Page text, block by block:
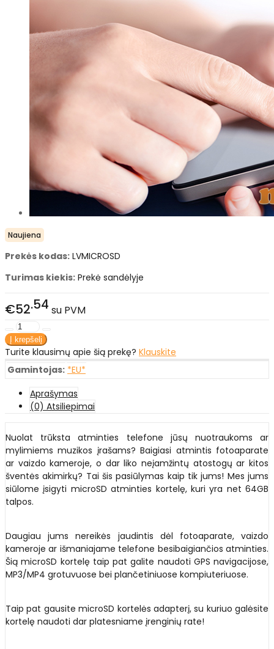
Naujiena
Prekės kodas: LVMICROSD
Turimas kiekis: Prekė sandėlyje
€52 54 su PVM
Turite klausimų apie šią prekę? Klauskite
Gamintojas: *EU*
Aprašymas
(0) Atsiliepimai
Nuolat trūksta atminties telefone jūsų nuotraukoms ar
mylimiems muzikos įrašams? Baigiasi atmintis fotoaparate
ar vaizdo kameroje, o dar liko neįamžintų atostogų ar kitos
šventės akimirkų? Tai šis pasiūlymas kaip tik jums! Mes jums
siūlome įsigyti microSD atminties kortelę, kuri yra net 64GB
talpos.
Daugiau jums nereikės jaudintis dėl fotoaparate, vaizdo
kameroje ar išmaniajame telefone besibaigiančios atminties.
Šią microSD kortelę taip pat galite naudoti GPS navigacijose,
MP3/MP4 grotuvuose bei plančetiniuose kompiuteriuose.
Taip pat gausite microSD kortelės adapterį, su kuriuo galėsite
kortelę naudoti dar platesniame įrenginių rate!